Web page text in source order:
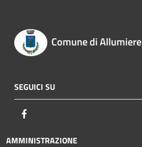
Comune di Allumiere
SEGUICI SU
AMMINISTRAZIONE